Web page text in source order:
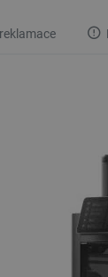
použitelnou